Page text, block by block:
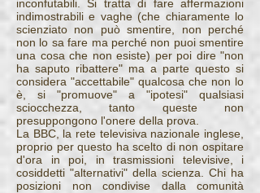
inconfutabili. Si tratta di fare affermazioni
indimostrabili e vaghe (che chiaramente lo
scienziato non può smentire, non perché
non lo sa fare ma perché non puoi smentire
una cosa che non esiste) per poi dire "non
ha saputo ribattere" ma a parte questo si
considera "accettabile" qualcosa che non lo
è, si "promuove" a "ipotesi" qualsiasi
sciocchezza, tanto queste non
presuppongono l'onere della prova.
La BBC, la rete televisiva nazionale inglese,
proprio per questo ha scelto di non ospitare
d'ora in poi, in trasmissioni televisive, i
cosiddetti "alternativi" della scienza. Chi ha
posizioni non condivise dalla comunità